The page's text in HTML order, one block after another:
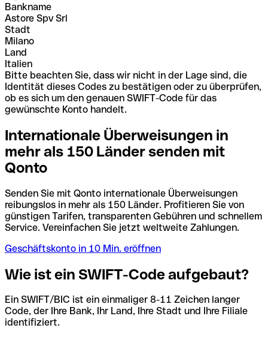
Bankname
Astore Spv Srl
Stadt
Milano
Land
Italien
Bitte beachten Sie, dass wir nicht in der Lage sind, die
Identität dieses Codes zu bestätigen oder zu überprüfen,
ob es sich um den genauen SWIFT-Code für das
gewünschte Konto handelt.
Internationale Überweisungen in
mehr als 150 Länder senden mit
Qonto
Senden Sie mit Qonto internationale Überweisungen
reibungslos in mehr als 150 Länder. Profitieren Sie von
günstigen Tarifen, transparenten Gebühren und schnellem
Service. Vereinfachen Sie jetzt weltweite Zahlungen.
Geschäftskonto in 10 Min. eröffnen
Wie ist ein SWIFT-Code aufgebaut?
Ein SWIFT/BIC ist ein einmaliger 8-11 Zeichen langer
Code, der Ihre Bank, Ihr Land, Ihre Stadt und Ihre Filiale
identifiziert.